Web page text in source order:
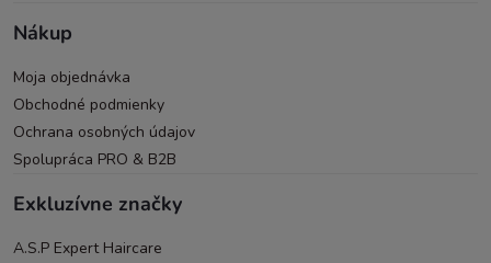
Nákup
Moja objednávka
Obchodné podmienky
Ochrana osobných údajov
Spolupráca PRO & B2B
Exkluzívne značky
A.S.P Expert Haircare